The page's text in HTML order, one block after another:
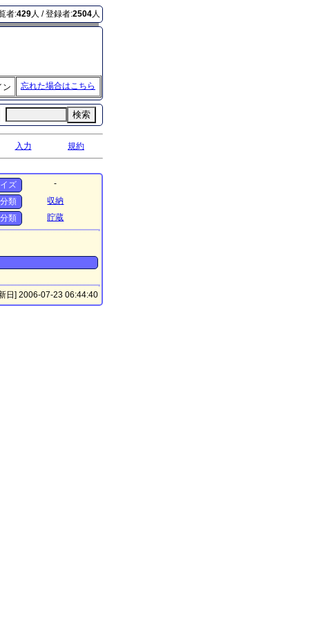
者:429人 / 登録者:2504人
ン 忘れた場合はこちら
検索
入力 規約
ズ
-
類
収納
類
貯蔵
日] 2006-07-23 06:44:40